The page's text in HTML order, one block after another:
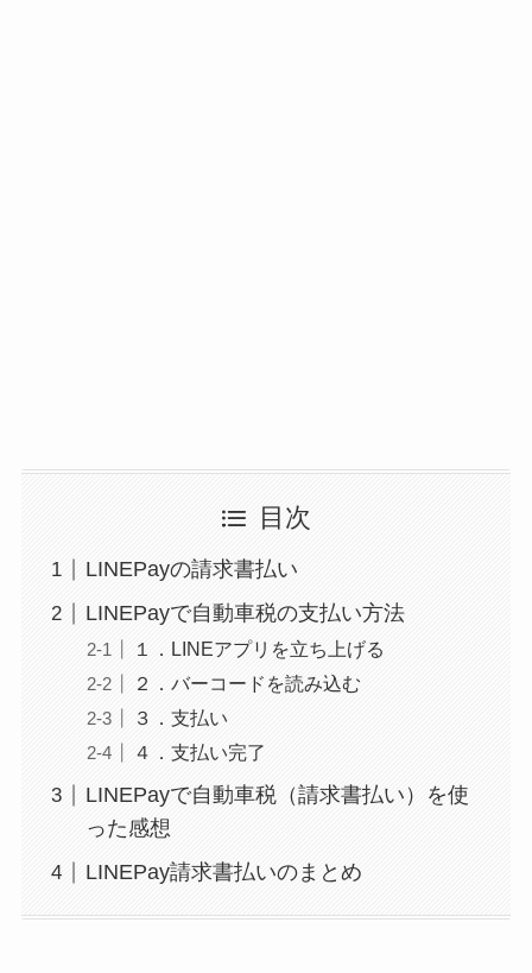
目次
LINEPayの請求書払い
LINEPayで自動車税の支払い方法
１．LINEアプリを立ち上げる
２．バーコードを読み込む
３．支払い
４．支払い完了
LINEPayで自動車税（請求書払い）を使
った感想
LINEPay請求書払いのまとめ